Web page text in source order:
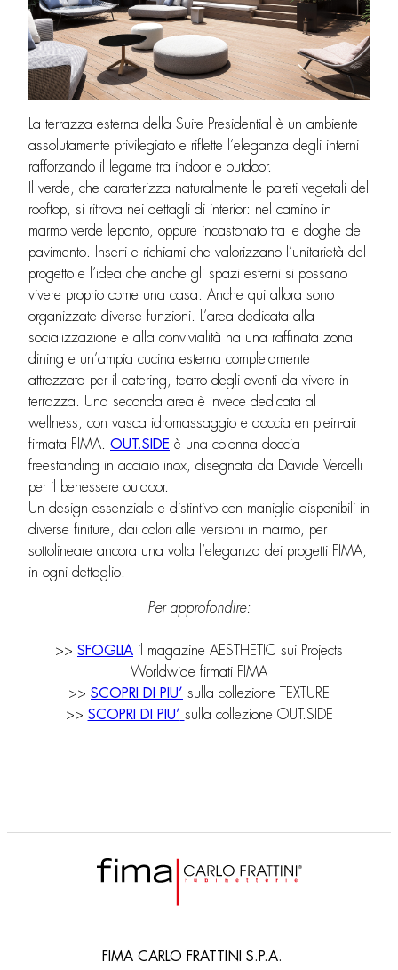
La terrazza esterna della Suite Presidential è un ambiente
assolutamente privilegiato e riflette l’eleganza degli interni
rafforzando il legame tra indoor e outdoor.
Il verde, che caratterizza naturalmente le pareti vegetali del
rooftop, si ritrova nei dettagli di interior: nel camino in
marmo verde lepanto, oppure incastonato tra le doghe del
pavimento. Inserti e richiami che valorizzano l’unitarietà del
progetto e l’idea che anche gli spazi esterni si possano
vivere proprio come una casa. Anche qui allora sono
organizzate diverse funzioni. L’area dedicata alla
socializzazione e alla convivialità ha una raffinata zona
dining e un’ampia cucina esterna completamente
attrezzata per il catering, teatro degli eventi da vivere in
terrazza. Una seconda area è invece dedicata al
wellness, con vasca idromassaggio e doccia en plein-air
firmata FIMA. OUT.SIDE è una colonna doccia
freestanding in acciaio inox, disegnata da Davide Vercelli
per il benessere outdoor.
Un design essenziale e distintivo con maniglie disponibili in
diverse finiture, dai colori alle versioni in marmo, per
sottolineare ancora una volta l’eleganza dei progetti FIMA,
in ogni dettaglio.
Per approfondire:
>> SFOGLIA il magazine AESTHETIC sui Projects
Worldwide firmati FIMA
>> SCOPRI DI PIU’ sulla collezione TEXTURE
>> SCOPRI DI PIU’ sulla collezione OUT.SIDE
FIMA CARLO FRATTINI S.P.A.